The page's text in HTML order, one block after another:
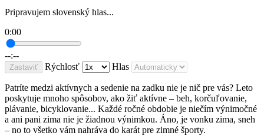
Pripravujem slovenský hlas...
0:00
--:--
Zastaviť Rýchlosť Hlas
Patríte medzi aktívnych a sedenie na zadku nie je nič pre vás? Leto
poskytuje mnoho spôsobov, ako žiť aktívne – beh, korčuľovanie,
plávanie, bicyklovanie... Každé ročné obdobie je niečím výnimočné
a ani pani zima nie je žiadnou výnimkou. Áno, je vonku zima, sneh
– no to všetko vám nahráva do karát pre zimné športy.